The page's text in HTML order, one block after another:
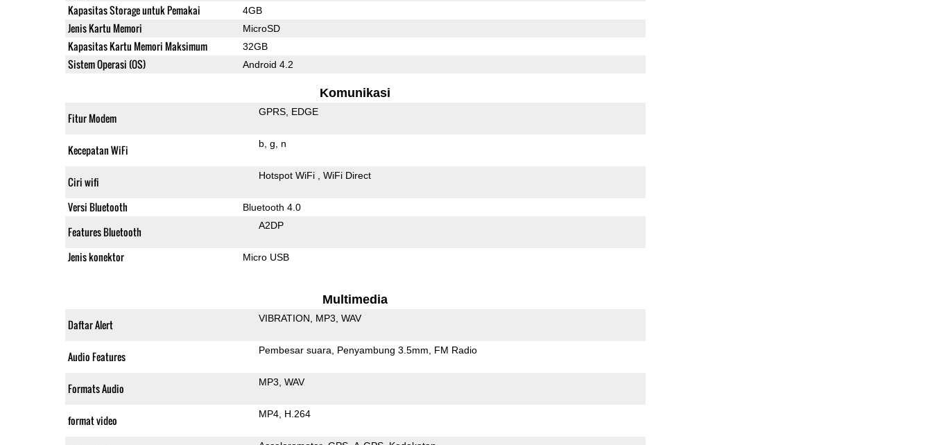
Kapasitas Storage untuk Pemakai 4GB
Jenis Kartu Memori MicroSD
Kapasitas Kartu Memori Maksimum 32GB
Sistem Operasi (OS) Android 4.2
Komunikasi
Fitur Modem GPRS EDGE
Kecepatan WiFi b g n
Ciri wifi Hotspot WiFi WiFi Direct
Versi Bluetooth Bluetooth 4.0
Features Bluetooth A2DP
Jenis konektor Micro USB
Multimedia
Daftar Alert VIBRATION MP3 WAV
Audio Features Pembesar suara Penyambung 3.5mm FM Radio
Formats Audio MP3 WAV
format video MP4 H.264